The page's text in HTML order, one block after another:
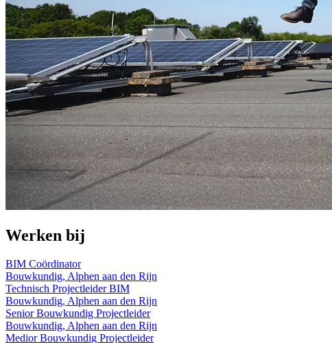
Werken bij
BIM Coördinator
Bouwkundig, Alphen aan den Rijn
Technisch Projectleider BIM
Bouwkundig, Alphen aan den Rijn
Senior Bouwkundig Projectleider
Bouwkundig, Alphen aan den Rijn
Medior Bouwkundig Projectleider